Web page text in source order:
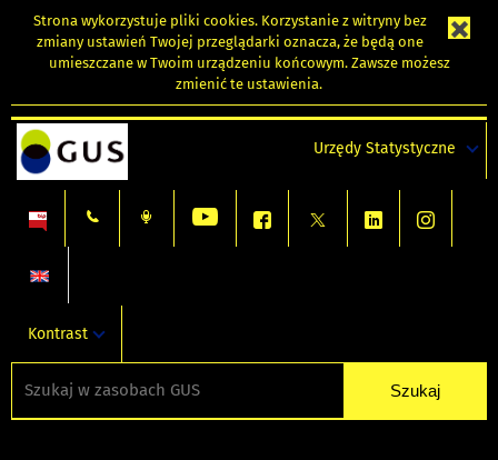
Strona wykorzystuje pliki cookies. Korzystanie z witryny bez
zmiany ustawień Twojej przeglądarki oznacza, że będą one
umieszczane w Twoim urządzeniu końcowym. Zawsze możesz
zmienić te ustawienia.
Urzędy Statystyczne
Kontrast